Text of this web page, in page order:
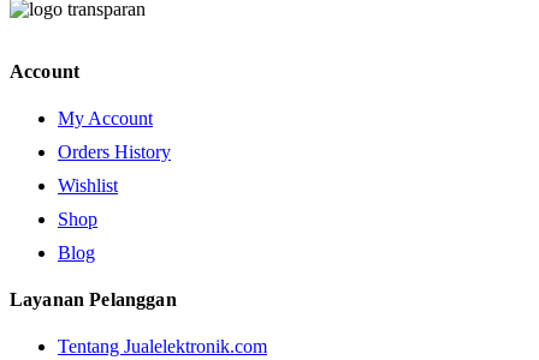
Account
My Account
Orders History
Wishlist
Shop
Blog
Layanan Pelanggan
Tentang Jualelektronik.com